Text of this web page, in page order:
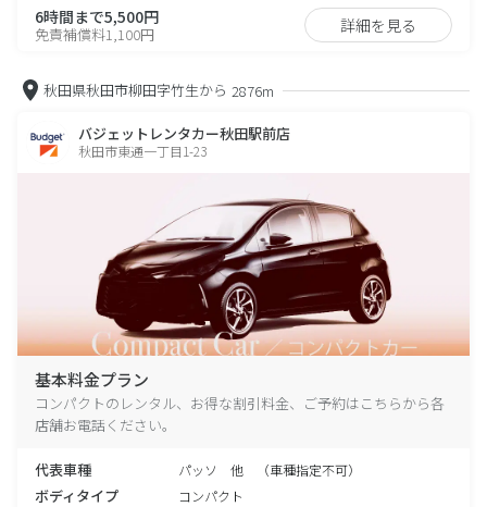
6時間まで5,500円
免責補償料1,100円 詳細を見る
秋田県秋田市柳田字竹生から 2876m
バジェットレンタカー秋田駅前店
秋田市東通一丁目1-23
基本料金プラン
コンパクトのレンタル、お得な割引料金、ご予約はこちらから各
店舗お電話ください。
代表車種 パッソ 他 （車種指定不可）
ボディタイプ コンパクト